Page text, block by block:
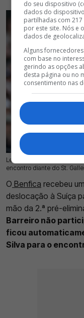
Leandro Barreiro falhou
encontro diante do St.
22 Jul 2026 | 11:27 |
O Benfica recebeu
deslocação à Suíça
mão da 2.ª pré-
Barreiro não
ficou
Silva para o
do seu dispositivo
dados do
partilhadas com
por este site. Nós e
dados de
Alguns
com base no
gerindo as opções
desta página ou no
consentimento nas